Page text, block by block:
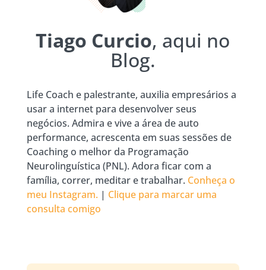
Tiago Curcio, aqui no
Blog.
Life Coach e palestrante, auxilia empresários a
usar a internet para desenvolver seus
negócios. Admira e vive a área de auto
performance, acrescenta em suas sessões de
Coaching o melhor da Programação
Neurolinguística (PNL). Adora ficar com a
família, correr, meditar e trabalhar. Conheça o
meu Instagram. | Clique para marcar uma
consulta comigo